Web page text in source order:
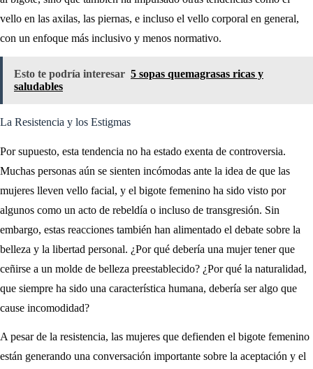
vello en las axilas, las piernas, e incluso el vello corporal en general,
con un enfoque más inclusivo y menos normativo.
Esto te podría interesar 5 sopas quemagrasas ricas y
saludables
La Resistencia y los Estigmas
Por supuesto, esta tendencia no ha estado exenta de controversia.
Muchas personas aún se sienten incómodas ante la idea de que las
mujeres lleven vello facial, y el bigote femenino ha sido visto por
algunos como un acto de rebeldía o incluso de transgresión. Sin
embargo, estas reacciones también han alimentado el debate sobre la
belleza y la libertad personal. ¿Por qué debería una mujer tener que
ceñirse a un molde de belleza preestablecido? ¿Por qué la naturalidad,
que siempre ha sido una característica humana, debería ser algo que
cause incomodidad?
A pesar de la resistencia, las mujeres que defienden el bigote femenino
están generando una conversación importante sobre la aceptación y el